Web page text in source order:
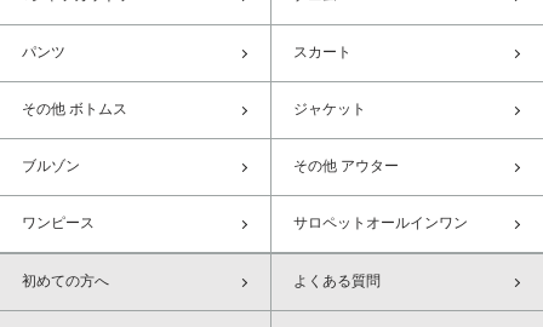
パンツ スカート
その他 ボトムス ジャケット
ブルゾン その他 アウター
ワンピース サロペットオールインワン
初めての方へ よくある質問